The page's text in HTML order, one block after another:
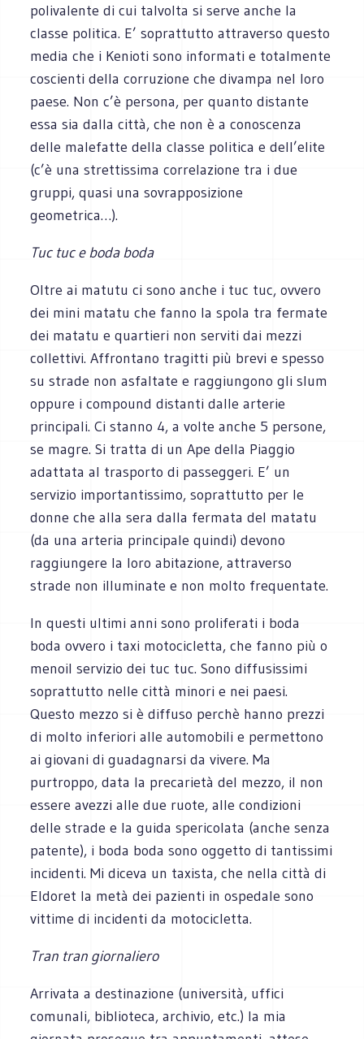
polivalente di cui talvolta si serve anche la
classe politica. E’ soprattutto attraverso questo
media che i Kenioti sono informati e totalmente
coscienti della corruzione che divampa nel loro
paese. Non c’è persona, per quanto distante
essa sia dalla città, che non è a conoscenza
delle malefatte della classe politica e dell’elite
(c’è una strettissima correlazione tra i due
gruppi, quasi una sovrapposizione
geometrica…).
Tuc tuc e boda boda
Oltre ai matutu ci sono anche i tuc tuc, ovvero
dei mini matatu che fanno la spola tra fermate
dei matatu e quartieri non serviti dai mezzi
collettivi. Affrontano tragitti più brevi e spesso
su strade non asfaltate e raggiungono gli slum
oppure i compound distanti dalle arterie
principali. Ci stanno 4, a volte anche 5 persone,
se magre. Si tratta di un Ape della Piaggio
adattata al trasporto di passeggeri. E’ un
servizio importantissimo, soprattutto per le
donne che alla sera dalla fermata del matatu
(da una arteria principale quindi) devono
raggiungere la loro abitazione, attraverso
strade non illuminate e non molto frequentate.
In questi ultimi anni sono proliferati i boda
boda ovvero i taxi motocicletta, che fanno più o
menoil servizio dei tuc tuc. Sono diffusissimi
soprattutto nelle città minori e nei paesi.
Questo mezzo si è diffuso perchè hanno prezzi
di molto inferiori alle automobili e permettono
ai giovani di guadagnarsi da vivere. Ma
purtroppo, data la precarietà del mezzo, il non
essere avezzi alle due ruote, alle condizioni
delle strade e la guida spericolata (anche senza
patente), i boda boda sono oggetto di tantissimi
incidenti. Mi diceva un taxista, che nella città di
Eldoret la metà dei pazienti in ospedale sono
vittime di incidenti da motocicletta.
Tran tran giornaliero
Arrivata a destinazione (università, uffici
comunali, biblioteca, archivio, etc.) la mia